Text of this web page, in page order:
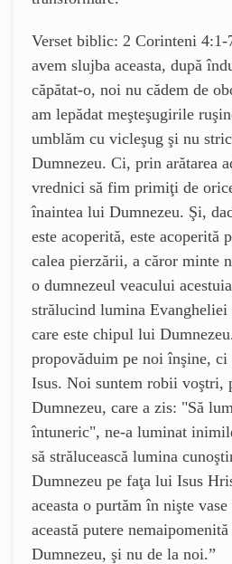
Verset biblic: 2 Corinteni 4:1-
avem slujba aceasta, după
căpătat-o, noi nu cădem de
am lepădat meşteşugirile
umblăm cu vicleşug şi nu
Dumnezeu. Ci, prin arătarea
vrednici să fim primiţi de
înaintea lui Dumnezeu. Şi,
este acoperită, este acoperită
calea pierzării, a căror minte
o dumnezeul veacului
strălucind lumina
care este chipul lui
propovăduim pe noi înşine,
Isus. Noi suntem robii voştri,
Dumnezeu, care a zis: "Să
întuneric", ne-a luminat
să strălucească lumina
Dumnezeu pe faţa lui Isus
aceasta o purtăm în nişte
această putere
Dumnezeu, şi nu de la noi.”